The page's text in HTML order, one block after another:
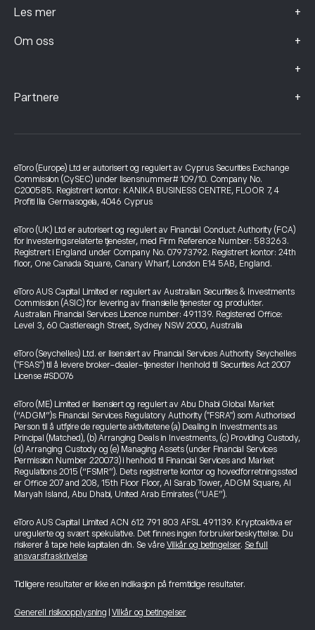
Les mer +
Om oss +
+
Partnere +
eToro (Europe) Ltd er autorisert og regulert av Cyprus Securities Exchange
Commission (CySEC) under lisensnummer# 109/10. Company No.
C200585. Registrert kontor: KANIKA BUSINESS CENTRE, FLOOR 7, 4
Profiti Ilia Germasogeia, 4046 Cyprus
eToro (UK) Ltd er autorisert og regulert av Financial Conduct Authority (FCA)
for investeringsrelaterte tjenester, med Firm Reference Number: 583263.
Registrert i England under Company No. 07973792. Registrert kontor: 24th
floor, One Canada Square, Canary Wharf, London E14 5AB, England.
eToro AUS Capital Limited er regulert av Australian Securities & Investments
Commission (ASIC) for levering av finansielle tjenester og produkter.
Australian Financial Services Licence number: 491139. Registered Office:
Level 3, 60 Castlereagh Street, Sydney NSW 2000, Australia
eToro (Seychelles) Ltd. er lisensiert av Financial Services Authority Seychelles
("FSAS") til å levere broker-dealer-tjenester i henhold til Securities Act 2007
License #SD076
eToro (ME) Limited er lisensiert og regulert av Abu Dhabi Global Market
(“ADGM”)s Financial Services Regulatory Authority ("FSRA") som Authorised
Person til å utføre de regulerte aktivitetene (a) Dealing in Investments as
Principal (Matched), (b) Arranging Deals in Investments, (c) Providing Custody,
(d) Arranging Custody og (e) Managing Assets (under Financial Services
Permission Number 220073) i henhold til Financial Services and Market
Regulations 2015 (“FSMR”). Dets registrerte kontor og hovedforretningssted
er Office 207 and 208, 15th Floor Floor, Al Sarab Tower, ADGM Square, Al
Maryah Island, Abu Dhabi, United Arab Emirates (“UAE”).
eToro AUS Capital Limited ACN 612 791 803 AFSL 491139. Kryptoaktiva er
uregulerte og svært spekulative. Det finnes ingen forbrukerbeskyttelse. Du
risikerer å tape hele kapitalen din. Se våre Vilkår og betingelser. Se full
ansvarsfraskrivelse
Tidligere resultater er ikke en indikasjon på fremtidige resultater.
Generell risikoopplysning Vilkår og betingelser